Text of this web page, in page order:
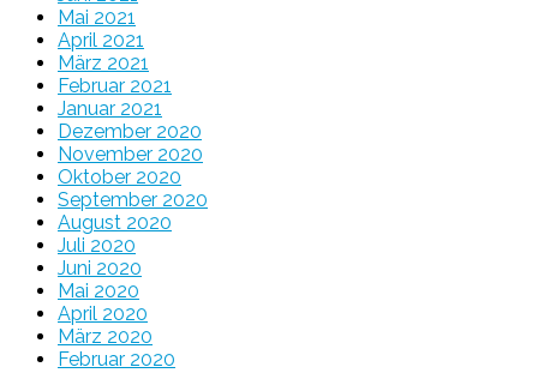
Mai 2021
April 2021
März 2021
Februar 2021
Januar 2021
Dezember 2020
November 2020
Oktober 2020
September 2020
August 2020
Juli 2020
Juni 2020
Mai 2020
April 2020
März 2020
Februar 2020